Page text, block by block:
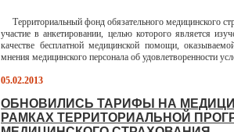
Территориальный фонд обязательного медицинского
участие в анкетировании, целью которого является
качестве бесплатной медицинской помощи,
мнения медицинского персонала об удовлетворенности
05.02.2013
ОБНОВИЛИСЬ ТАРИФЫ НА
РАМКАХ ТЕРРИТОРИАЛЬНОЙ